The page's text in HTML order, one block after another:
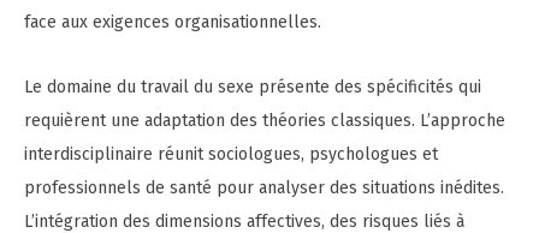
face aux exigences organisationnelles.
Le domaine du travail du sexe présente des spécificités qui
requièrent une adaptation des théories classiques. L’approche
interdisciplinaire réunit sociologues, psychologues et
professionnels de santé pour analyser des situations inédites.
L’intégration des dimensions affectives, des risques liés à